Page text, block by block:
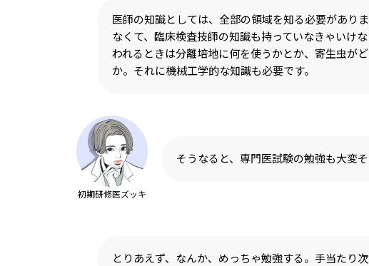
医師の知識としては、全部の領域を知る必要があり
なくて、臨床検査技師の知識も持っていなきゃいけ
われるときは分離培地に何を使うかとか、寄生虫が
か。それに機械工学的な知識も必要です。
初期研修医ズッキ
そうなると、専門医試験の勉強も大変そ
とりあえず、なんか、めっちゃ勉強する。手当たり